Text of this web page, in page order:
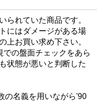
られていた商品です。
にはダメージがある場
上お買い求め下さい。
の盤面チェックをあら
状態が悪いと判断した
の名義を用いながら'90